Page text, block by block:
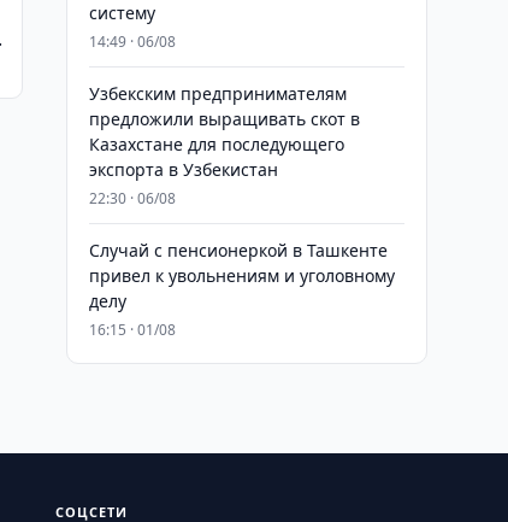
систему
14:49 · 06/08
Узбекским предпринимателям
предложили выращивать скот в
Казахстане для последующего
экспорта в Узбекистан
22:30 · 06/08
Случай с пенсионеркой в Ташкенте
привел к увольнениям и уголовному
делу
16:15 · 01/08
СОЦСЕТИ